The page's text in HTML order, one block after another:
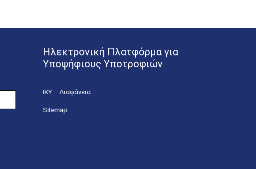
Ηλεκτρονική Πλατφόρμα για
Υποψήφιους Υποτροφιών
ΙΚΥ – Διαφάνεια
Sitemap